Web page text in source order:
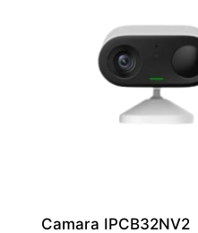
Camara IPCB32NV2